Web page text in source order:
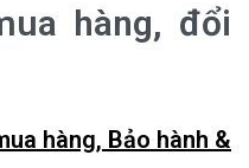
hàng, đổi
hàng, Bảo hành &